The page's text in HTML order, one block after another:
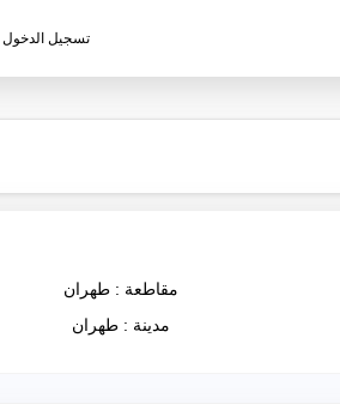
تسجيل الدخول
مقاطعة : طهران
مدينة : طهران